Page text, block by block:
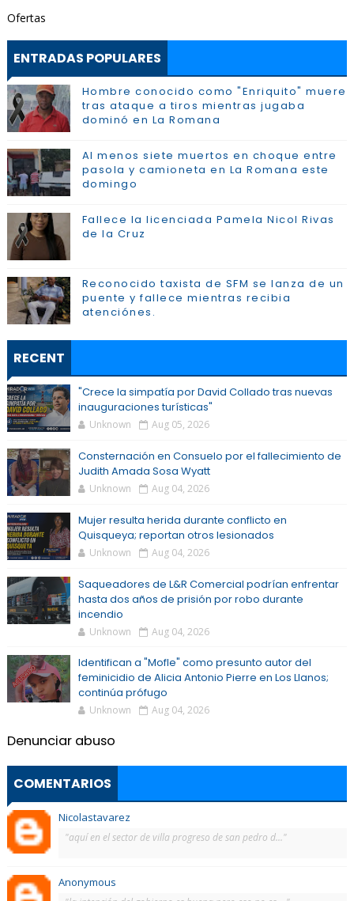
Ofertas
ENTRADAS POPULARES
Hombre conocido como "Enriquito" muere
tras ataque a tiros mientras jugaba
dominó en La Romana
Al menos siete muertos en choque entre
pasola y camioneta en La Romana este
domingo
Fallece la licenciada Pamela Nicol Rivas
de la Cruz
Reconocido taxista de SFM se lanza de un
puente y fallece mientras recibia
atenciónes.
RECENT
"Crece la simpatía por David Collado tras nuevas
inauguraciones turísticas"
Unknown Aug 05, 2026
Consternación en Consuelo por el fallecimiento de
Judith Amada Sosa Wyatt
Unknown Aug 04, 2026
Mujer resulta herida durante conflicto en
Quisqueya; reportan otros lesionados
Unknown Aug 04, 2026
Saqueadores de L&R Comercial podrían enfrentar
hasta dos años de prisión por robo durante
incendio
Unknown Aug 04, 2026
Identifican a "Mofle" como presunto autor del
feminicidio de Alicia Antonio Pierre en Los Llanos;
continúa prófugo
Unknown Aug 04, 2026
Denunciar abuso
COMENTARIOS
Nicolastavarez
"aquí en el sector de villa progreso de san pedro d..."
Anonymous